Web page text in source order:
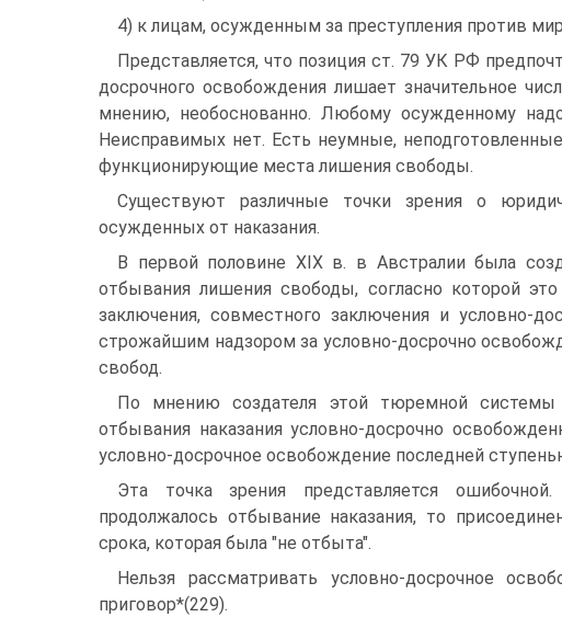
4) к лицам, осужденным за преступления против
Представляется, что позиция ст. 79 УК РФ
досрочного освобождения лишает значительное
мнению, необоснованно. Любому осужденному
Неисправимыx нет. Есть неумные,
функционирующие места лишения свободы.
Существуют различные точки зрения о
осужденных от наказания.
В первой половине XIX в. в Австралии была
отбывания лишения свободы, согласно которой
заключения, совместного заключения и условно-
строжайшим надзором за условно-досрочно
свобод.
По мнению создателя этой тюремной системы
отбывания наказания условно-досрочно
условно-досрочное освобождение последней
Эта точка зрения представляется
продолжалось отбывание наказания, то
срока, которая была "не отбыта".
Нельзя рассматривать условно-досрочное
приговор*(229).